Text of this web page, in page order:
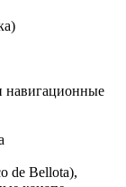
навигационные
de Bellota),